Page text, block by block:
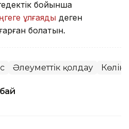
бойынша
ұлғаяды деген
болатын.
Әлеуметтік қолдау Көлік